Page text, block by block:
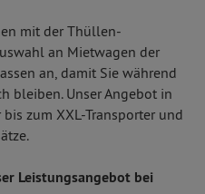
94 40-313
senden
mit der Thüllen-
an Mietwagen der
an, damit Sie während
bleiben. Unser Angebot in
zum XXL-Transporter und
Leistungsangebot bei